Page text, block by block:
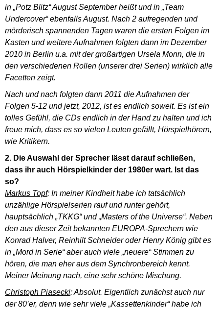
in „Potz Blitz“ August September heißt und in „Team
Undercover“ ebenfalls August. Nach 2 aufregenden und
mörderisch spannenden Tagen waren die ersten Folgen im
Kasten und weitere Aufnahmen folgten dann im Dezember
2010 in Berlin u.a. mit der großartigen Ursela Monn, die in
den verschiedenen Rollen (unserer drei Serien) wirklich alle
Facetten zeigt.
Nach und nach folgten dann 2011 die Aufnahmen der
Folgen 5-12 und jetzt, 2012, ist es endlich soweit. Es ist ein
tolles Gefühl, die CDs endlich in der Hand zu halten und ich
freue mich, dass es so vielen Leuten gefällt, Hörspielhörern,
wie Kritikern.
2. Die Auswahl der Sprecher lässt darauf schließen,
dass ihr auch Hörspielkinder der 1980er wart. Ist das
so?
Markus Topf: In meiner Kindheit habe ich tatsächlich
unzählige Hörspielserien rauf und runter gehört,
hauptsächlich „TKKG“ und „Masters of the Universe“. Neben
den aus dieser Zeit bekannten EUROPA-Sprechern wie
Konrad Halver, Reinhilt Schneider oder Henry König gibt es
in „Mord in Serie“ aber auch viele „neuere“ Stimmen zu
hören, die man eher aus dem Synchronbereich kennt.
Meiner Meinung nach, eine sehr schöne Mischung.
Christoph Piasecki: Absolut. Eigentlich zunächst auch nur
der 80’er, denn wie sehr viele „Kassettenkinder“ habe ich